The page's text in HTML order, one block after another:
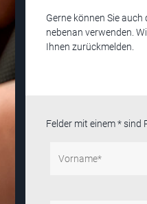
Gerne können Sie
nebenan verwenden.
Ihnen zurückmelden.
Felder mit einem * sind